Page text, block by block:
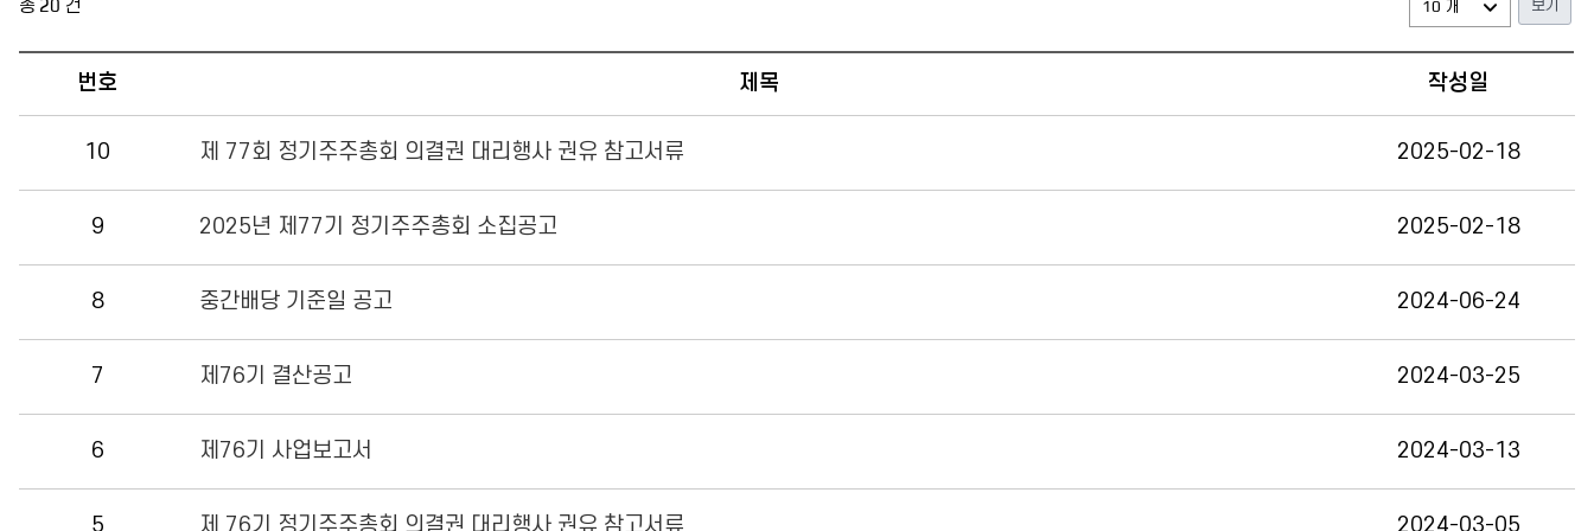
총 20 건
번호 제목 작성일
10 제 77회 정기주주총회 의결권 대리행사 권유 참고서류 2025-02-18
9 2025년 제77기 정기주주총회 소집공고 2025-02-18
8 중간배당 기준일 공고 2024-06-24
7 제76기 결산공고 2024-03-25
6 제76기 사업보고서 2024-03-13
5 제 76기 정기주주총회 의결권 대리행사 권유 참고서류 2024-03-05